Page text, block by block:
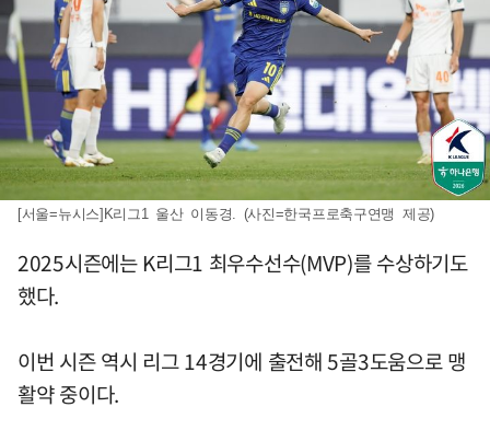
[서울=뉴시스]K리그1 울산 이동경. (사진=한국프로축구연맹 제공)
2025시즌에는 K리그1 최우수선수(MVP)를 수상하기도
했다.
이번 시즌 역시 리그 14경기에 출전해 5골3도움으로 맹
활약 중이다.